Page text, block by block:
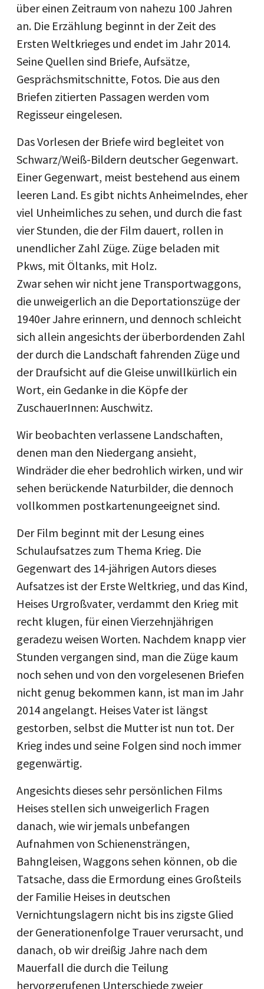
über einen Zeitraum von nahezu 100 Jahren
an. Die Erzählung beginnt in der Zeit des
Ersten Weltkrieges und endet im Jahr 2014.
Seine Quellen sind Briefe, Aufsätze,
Gesprächsmitschnitte, Fotos. Die aus den
Briefen zitierten Passagen werden vom
Regisseur eingelesen.
Das Vorlesen der Briefe wird begleitet von
Schwarz/Weiß-Bildern deutscher Gegenwart.
Einer Gegenwart, meist bestehend aus einem
leeren Land. Es gibt nichts Anheimelndes, eher
viel Unheimliches zu sehen, und durch die fast
vier Stunden, die der Film dauert, rollen in
unendlicher Zahl Züge. Züge beladen mit
Pkws, mit Öltanks, mit Holz.
Zwar sehen wir nicht jene Transportwaggons,
die unweigerlich an die Deportationszüge der
1940er Jahre erinnern, und dennoch schleicht
sich allein angesichts der überbordenden Zahl
der durch die Landschaft fahrenden Züge und
der Draufsicht auf die Gleise unwillkürlich ein
Wort, ein Gedanke in die Köpfe der
ZuschauerInnen: Auschwitz.
Wir beobachten verlassene Landschaften,
denen man den Niedergang ansieht,
Windräder die eher bedrohlich wirken, und wir
sehen berückende Naturbilder, die dennoch
vollkommen postkartenungeeignet sind.
Der Film beginnt mit der Lesung eines
Schulaufsatzes zum Thema Krieg. Die
Gegenwart des 14-jährigen Autors dieses
Aufsatzes ist der Erste Weltkrieg, und das Kind,
Heises Urgroßvater, verdammt den Krieg mit
recht klugen, für einen Vierzehnjährigen
geradezu weisen Worten. Nachdem knapp vier
Stunden vergangen sind, man die Züge kaum
noch sehen und von den vorgelesenen Briefen
nicht genug bekommen kann, ist man im Jahr
2014 angelangt. Heises Vater ist längst
gestorben, selbst die Mutter ist nun tot. Der
Krieg indes und seine Folgen sind noch immer
gegenwärtig.
Angesichts dieses sehr persönlichen Films
Heises stellen sich unweigerlich Fragen
danach, wie wir jemals unbefangen
Aufnahmen von Schienensträngen,
Bahngleisen, Waggons sehen können, ob die
Tatsache, dass die Ermordung eines Großteils
der Familie Heises in deutschen
Vernichtungslagern nicht bis ins zigste Glied
der Generationenfolge Trauer verursacht, und
danach, ob wir dreißig Jahre nach dem
Mauerfall die durch die Teilung
hervorgerufenen Unterschiede zweier